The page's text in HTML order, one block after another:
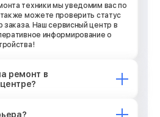
техники мы уведомим вас по
можете проверить статус
заказа. Наш сервисный центр в
информирование о
ремонт в